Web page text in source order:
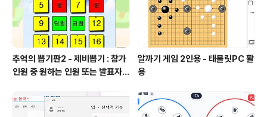
추억의 뽑기판2 - 제비뽑기 : 참가
인원 중 원하는 인원 또는 발표자
알까기 게임 2인용 - 태블릿PC 활
용